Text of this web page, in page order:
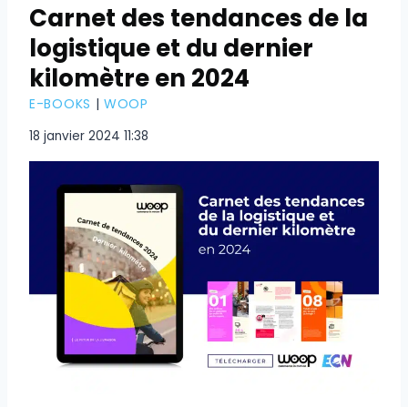
Carnet des tendances de la
logistique et du dernier
kilomètre en 2024
E-BOOKS |WOOP
18 janvier 2024 11:38